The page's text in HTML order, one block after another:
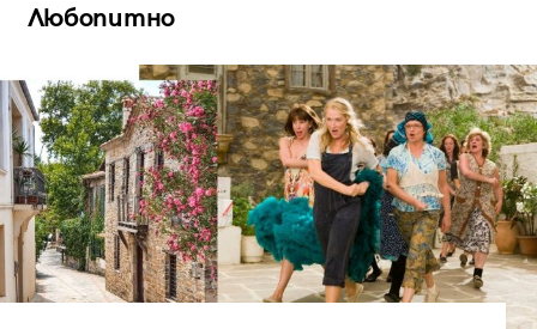
Любопитно